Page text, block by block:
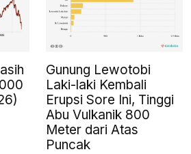
Gunung Lewotobi
Laki-laki Kembali
Erupsi Sore Ini, Tinggi
Abu Vulkanik 800
Meter dari Atas
Puncak